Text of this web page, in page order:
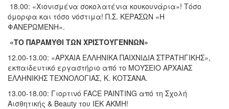
18.00: «Χιονισμένα σοκολατένια κουκουνάρια»! Τόσο
όμορφα και τόσο νόστιμα! Π.Σ. ΚΕΡΑΣΩΝ «Η
ΦΑΝΕΡΩΜΕΝΗ».
«ΤΟ ΠΑΡΑΜΥΘΙ ΤΩΝ ΧΡΙΣΤΟΥΓΕΝΝΩΝ»
12.00-13.00: «ΑΡΧΑΙΑ ΕΛΛΗΝΙΚΑ ΠΑΙΧΝΙΔΙΑ ΣΤΡΑΤΗΓΙΚΗΣ»,
εκπαιδευτικό εργαστήριο από το ΜΟΥΣΕΙΟ ΑΡΧΑΙΑΣ
ΕΛΛΗΝΙΚΗΣ ΤΕΧΝΟΛΟΓΙΑΣ, Κ. ΚΟΤΣΑΝΑ.
13.00-18.00: Γιορτινό FACE PAINTING από τη Σχολή
Αισθητικής & Beauty του ΙΕΚ ΑΚΜΗ!